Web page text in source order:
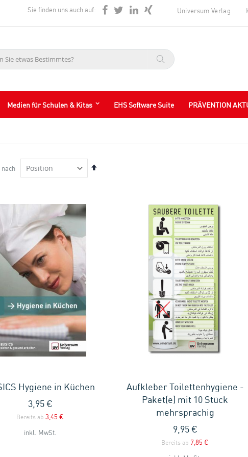
Sie finden uns auch auf: Universum Verlag
Medien für Schulen & Kitas EHS Software Suite PRÄVENTION
In
Hygiene in Küchen
3,95 €
Bereits ab 3,45 €
inkl. MwSt.
Aufkleber Toilettenhygiene -
Paket(e) mit 10 Stück
mehrsprachig
9,95 €
Bereits ab 7,85 €